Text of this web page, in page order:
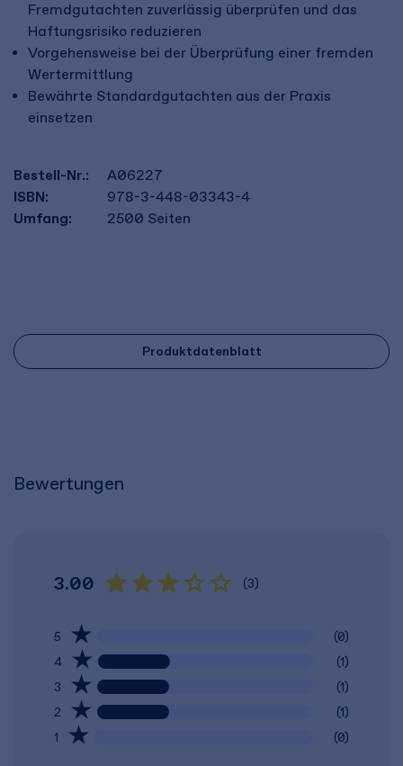
Fremdgutachten zuverlässig überprüfen und das
Haftungsrisiko reduzieren
Vorgehensweise bei der Überprüfung einer fremden
Wertermittlung
Bewährte Standardgutachten aus der Praxis
einsetzen
Bestell-Nr.:
A06227
ISBN:
978-3-448-03343-4
Umfang:
2500 Seiten
Produktdatenblatt
Bewertungen
3.00 (3)
5
(0)
4
(1)
3
(1)
2
(1)
1
(0)